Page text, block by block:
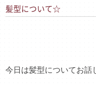
髪型について☆
今日は髪型についてお話